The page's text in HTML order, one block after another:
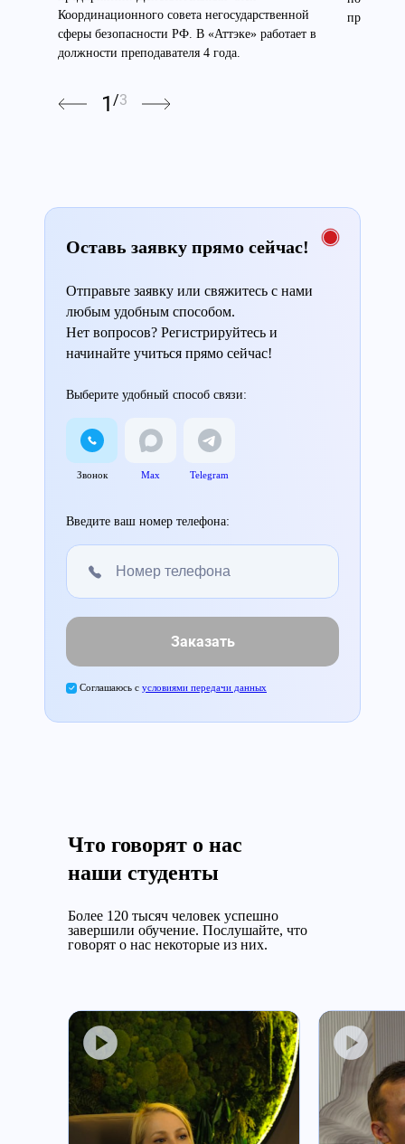
Координационного совета негосударственной
сферы безопасности РФ. В «Аттэке» работает в
должности преподавателя 4 года.
1 /3
Оставь заявку прямо сейчас!
Отправьте заявку или свяжитесь с нами
любым удобным способом.
Нет вопросов? Регистрируйтесь и
начинайте учиться прямо сейчас!
Выберите удобный способ связи:
Звонок Max Telegram
Введите ваш номер телефона:
Заказать
Соглашаюсь с условиями передачи данных
Что говорят о нас
наши студенты
Более 120 тысяч человек успешно
завершили обучение. Послушайте, что
говорят о нас некоторые из них.